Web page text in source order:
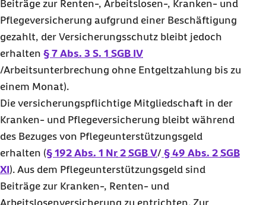
Beiträge zur Renten-, Arbeitslosen-, Kranken- und
Pflegeversicherung aufgrund einer Beschäftigung
gezahlt, der Versicherungsschutz bleibt jedoch
erhalten § 7 Abs. 3 S. 1 SGB IV
/Arbeitsunterbrechung ohne Entgeltzahlung bis zu
einem Monat).
Die versicherungspflichtige Mitgliedschaft in der
Kranken- und Pflegeversicherung bleibt während
des Bezuges von Pflegeunterstützungsgeld
erhalten (§ 192 Abs. 1 Nr 2 SGB V/ § 49 Abs. 2 SGB
XI). Aus dem Pflegeunterstützungsgeld sind
Beiträge zur Kranken-, Renten- und
Arbeitslosenversicherung zu entrichten. Zur